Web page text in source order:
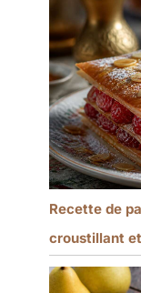
Recette de
croustillant